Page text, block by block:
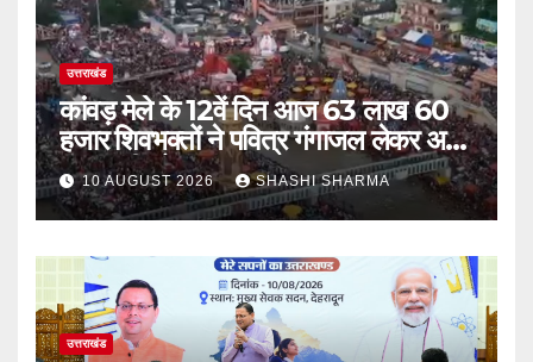
उत्तराखंड
कांवड़ मेले के 12वें दिन आज 63 लाख 60
हजार शिवभक्तों ने पवित्र गंगाजल लेकर अपने
गंतव्य की ओर हुए रवाना
10 AUGUST 2026 SHASHI SHARMA
उत्तराखंड